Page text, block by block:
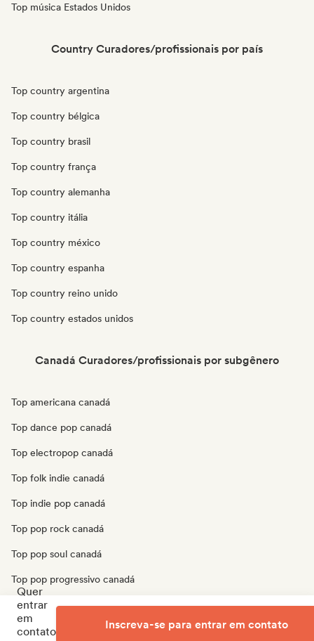
Top música Estados Unidos
Country Curadores/profissionais por país
Top country argentina
Top country bélgica
Top country brasil
Top country frança
Top country alemanha
Top country itália
Top country méxico
Top country espanha
Top country reino unido
Top country estados unidos
Canadá Curadores/profissionais por subgênero
Top americana canadá
Top dance pop canadá
Top electropop canadá
Top folk indie canadá
Top indie pop canadá
Top pop rock canadá
Top pop soul canadá
Top pop progressivo canadá
Top pop psicodélico canadá
Top cantor-compositor canadá
Quer
entrar
em
contato
Inscreva-se para entrar em contato